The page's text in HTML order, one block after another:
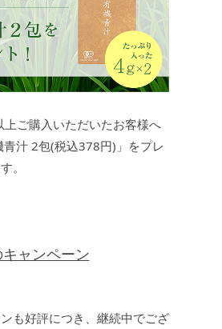
ご購入いただいたお客様へ
青汁 2包(税込378円)」をプレ
。
ャンペーン
も好評につき、継続中でござ